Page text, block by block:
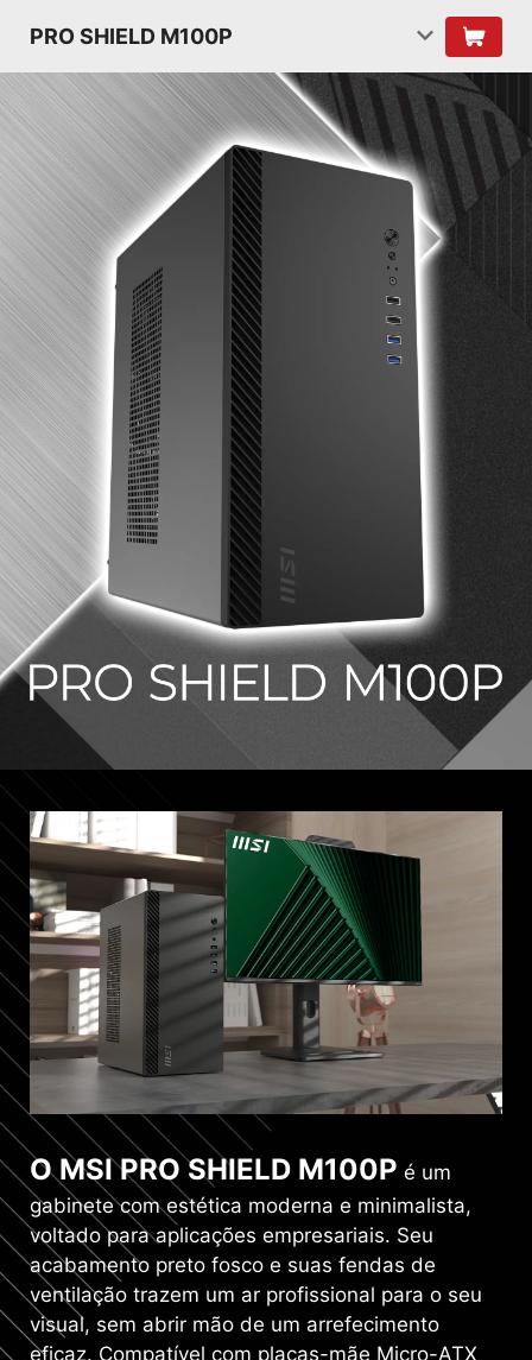
PRO SHIELD M100P
O MSI PRO SHIELD M100P é um
gabinete com estética moderna e minimalista,
voltado para aplicações empresariais. Seu
acabamento preto fosco e suas fendas de
ventilação trazem um ar profissional para o seu
visual, sem abrir mão de um arrefecimento
eficaz. Compatível com placas-mãe Micro-ATX